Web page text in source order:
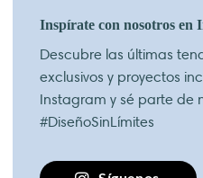
Inspírate con nosotros en
Descubre las últimas
exclusivos y proyectos
Instagram y sé parte de
#DiseñoSinLímites